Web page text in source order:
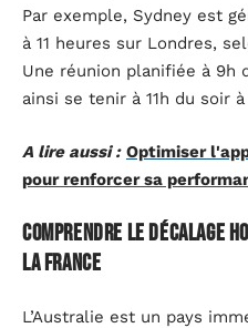
Par exemple, Sydney est
à 11 heures sur Londres,
Une réunion planifiée à 9h
ainsi se tenir à 11h du soir
A lire aussi : Optimiser
pour renforcer sa
Comprendre le décalage
la France
L’Australie est un pays